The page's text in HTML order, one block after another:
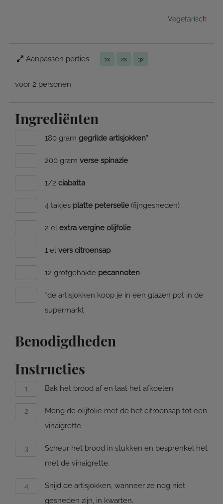
Vegetarisch
Aanpassen porties: 1x 2x 3x
voor 2 personen
Ingrediënten
180 gram gegrilde artisjokken*
200 gram verse spinazie
1/2 ciabatta
4 takjes platte peterselie (fijngesneden)
2 el extra vergine olijfolie
1 el vers citroensap
12 grofgehakte pecannoten
*de artisjokken koop je in een glazen pot in de
supermarkt
Benodigdheden
Instructies
Bak het brood af en laat het afkoelen.
Meng de olijfolie met de het citroensap tot een
vinaigrette.
Scheur het brood in stukken en besprenkel het
met de vinaigrette.
Snijd de artisjokken, wanneer ze nog niet
gesneden zijn, in kwarten.